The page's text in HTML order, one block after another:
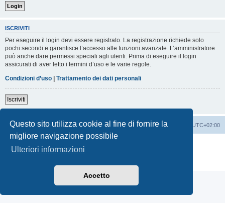
Questo sito utilizza cookie al fine di fornire la
migliore navigazione possibile
Ulteriori informazioni
Accetto
ISCRIVITI
Per eseguire il login devi essere registrato. La registrazione richiede solo
pochi secondi e garantisce l’accesso alle funzioni avanzate. L’amministratore
può anche dare permessi speciali agli utenti. Prima di eseguire il login
assicurati di aver letto i termini d’uso e le varie regole.
Condizioni d’uso | Trattamento dei dati personali
Iscriviti
Indice Tutti gli orari sono UTC+02:00
Cancella cookie
Contattaci
Traduzione Italiana